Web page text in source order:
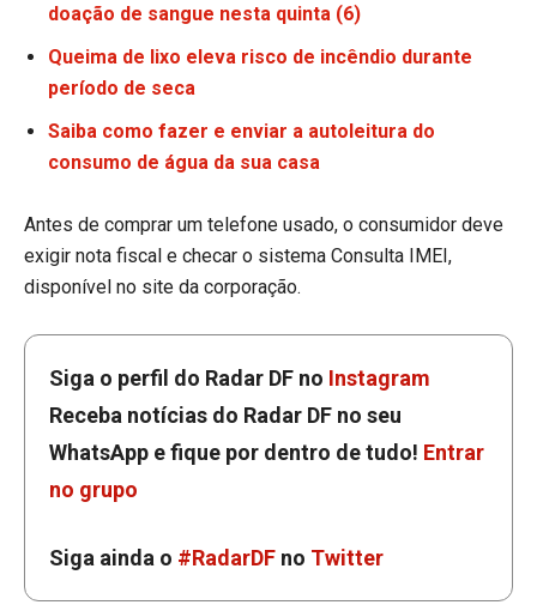
doação de sangue nesta quinta (6)
Queima de lixo eleva risco de incêndio durante
período de seca
Saiba como fazer e enviar a autoleitura do
consumo de água da sua casa
Antes de comprar um telefone usado, o consumidor deve
exigir nota fiscal e checar o sistema Consulta IMEI,
disponível no site da corporação.
Siga o perfil do Radar DF no Instagram
Receba notícias do Radar DF no seu
WhatsApp e fique por dentro de tudo! Entrar
no grupo
Siga ainda o #RadarDF no Twitter